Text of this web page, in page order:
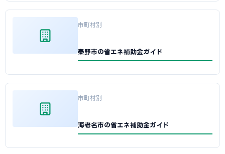
市町村別
秦野市の省エネ補助金ガイド
市町村別
海老名市の省エネ補助金ガイド